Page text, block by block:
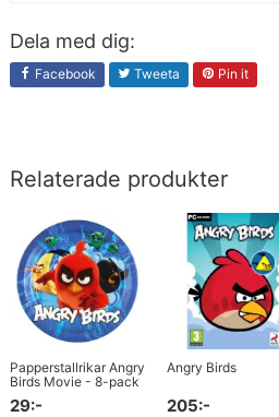
Dela med dig:
Facebook Tweeta Pin it
Relaterade produkter
Papperstallrikar Angry
Birds Movie - 8-pack
29:-
Angry Birds
205:-